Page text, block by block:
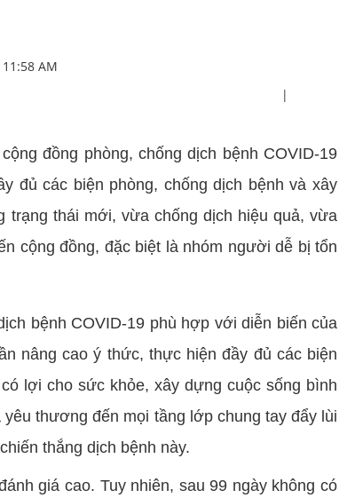
AM
|
đồng phòng, chống dịch bệnh COVID-19
đủ các biện phòng, chống dịch bệnh và xây
thái mới, vừa chống dịch hiệu quả, vừa
cộng đồng, đặc biệt là nhóm người dễ bị tổn
bệnh COVID-19 phù hợp với diễn biến của
nâng cao ý thức, thực hiện đầy đủ các biện
lợi cho sức khỏe, xây dựng cuộc sống bình
thương đến mọi tầng lớp chung tay đẩy lùi
thắng dịch bệnh này.
giá cao. Tuy nhiên, sau 99 ngày không có